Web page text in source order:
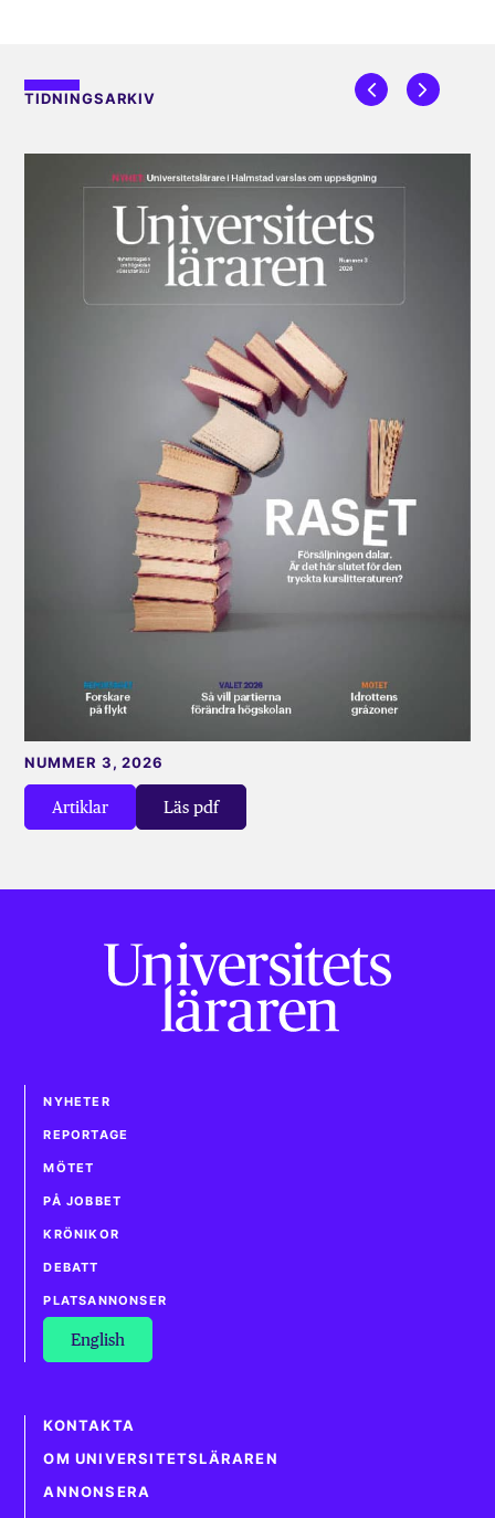
TIDNINGSARKIV
Artiklar Läs pdf
NUMMER 3, 2026
NYHETER
REPORTAGE
MÖTET
PÅ JOBBET
KRÖNIKOR
DEBATT
PLATSANNONSER
English
KONTAKTA
OM UNIVERSITETSLÄRAREN
ANNONSERA